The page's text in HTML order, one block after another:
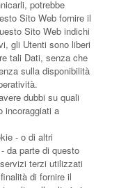
potrebbe
Sito Web fornire il
Sito Web indichi
gli Utenti sono liberi
tali Dati, senza che
sulla disponibilità
dubbi su quali
incoraggiati a
- o di altri
da parte di questo
terzi utilizzati
di fornire il